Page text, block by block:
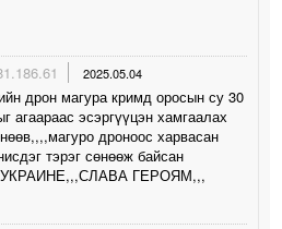
2025.05.04
дрон магура кримд оросын су 30
агаараас эсэргүүцэн хамгаалах
дроноос харвасан
тэрэг сөнөөж байсан
ГЕРОЯМ,,,